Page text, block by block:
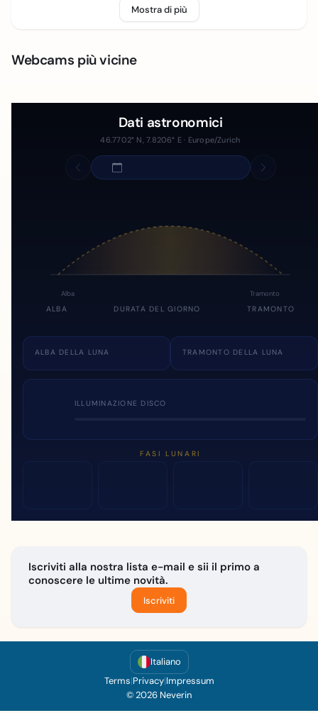
Mostra di più
Webcams più vicine
Dati astronomici
46.7702° N, 7.8206° E · Europe/Zurich
Alba Tramonto
ALBA DURATA DEL GIORNO TRAMONTO
ALBA DELLA LUNA TRAMONTO DELLA LUNA
ILLUMINAZIONE DISCO
FASI LUNARI
Iscriviti alla nostra lista e-mail e sii il primo a
conoscere le ultime novità.
Iscriviti
Italiano
Terms|Privacy|Impressum
© 2026 Neverin